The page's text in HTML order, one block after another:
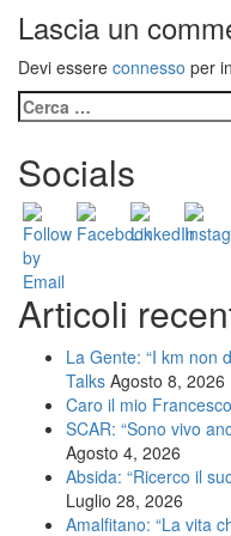
Lascia un
Devi essere connesso per
Ricerca
per:
Socials
Articoli
La Gente: “I km non
Talks Agosto 8, 2026
Caro il mio
SCAR: “Sono vivo
Agosto 4, 2026
Absida: “Ricerco il
Luglio 28, 2026
Amalfitano: “La vita